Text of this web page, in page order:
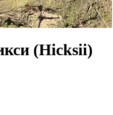
(Hicksii)